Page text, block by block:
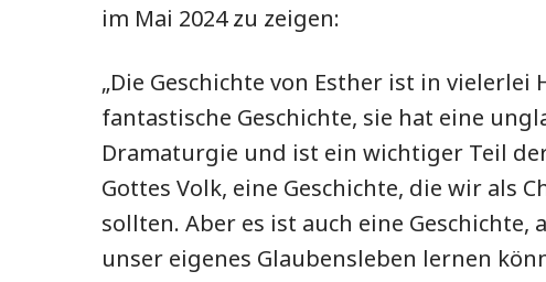
im Mai 2024 zu zeigen:
„Die Geschichte von Esther ist in vielerlei
fantastische Geschichte, sie hat eine
Dramaturgie und ist ein wichtiger Teil
Gottes Volk, eine Geschichte, die wir als
sollten. Aber es ist auch eine
unser eigenes Glaubensleben lernen